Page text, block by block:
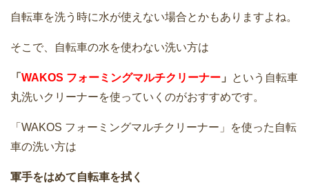
自転車を洗う時に水が使えない場合とかもありますよね。
そこで、自転車の水を使わない洗い方は
「 WAKOS フォーミングマルチクリーナー 」 という自転車
丸洗いクリーナーを使っていくのがおすすめです。
「WAKOS フォーミングマルチクリーナー」を使った自転
車の洗い方は
軍手をはめて自転車を拭く